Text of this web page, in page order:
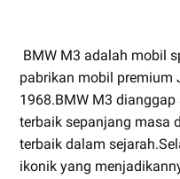
BMW M3 adalah mobil
pabrikan mobil premium
1968.BMW M3
terbaik sepanjang masa
terbaik dalam
ikonik yang